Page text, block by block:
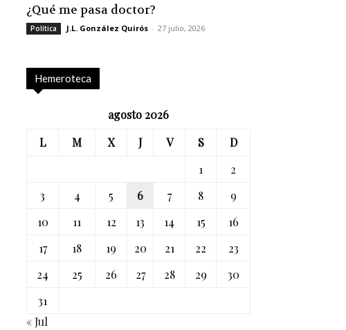
¿Qué me pasa doctor?
Política J.L. González Quirós - 27 julio, 2026
Hemeroteca
agosto 2026
L
M X J V S
D
1
2
3
4 5 6 7 8
9
10
11 12 13 14 15
16
17
18 19 20 21 22
23
24
25 26 27 28 29
30
31
« Jul